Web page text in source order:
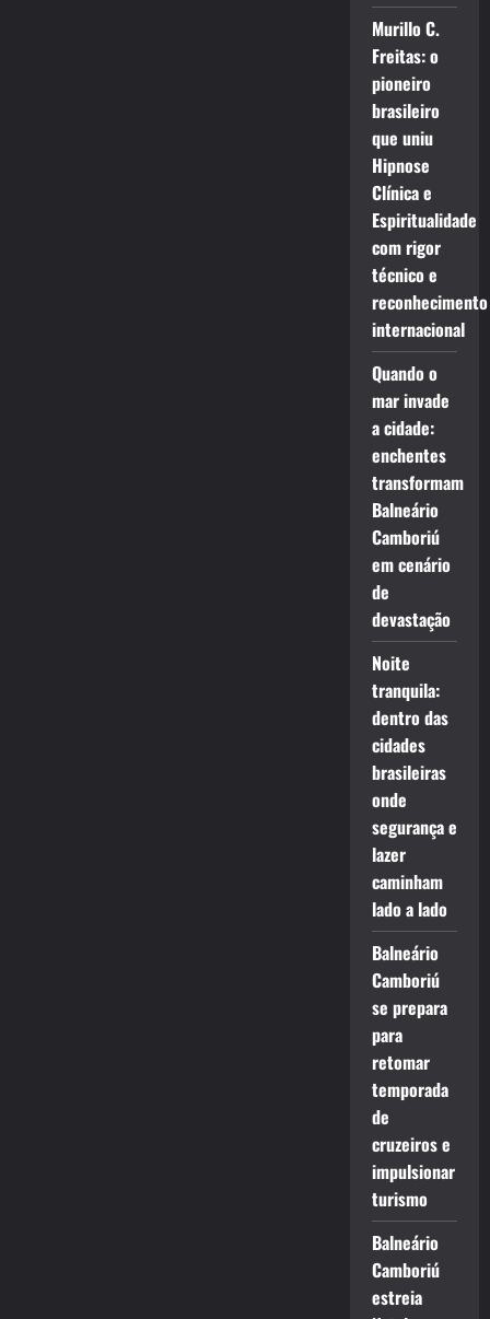
Murillo C.
Freitas: o
pioneiro
brasileiro
que uniu
Hipnose
Clínica e
Espiritualidade
com rigor
técnico e
reconhecimento
internacional
Quando o
mar invade
a cidade:
enchentes
transformam
Balneário
Camboriú
em cenário
de
devastação
Noite
tranquila:
dentro das
cidades
brasileiras
onde
segurança e
lazer
caminham
lado a lado
Balneário
Camboriú
se prepara
para
retomar
temporada
de
cruzeiros e
impulsionar
turismo
Balneário
Camboriú
estreia